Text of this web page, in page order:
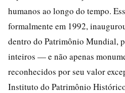
humanos ao longo do tempo.
formalmente em 1992,
dentro do Patrimônio Mundial,
inteiros — e não apenas
reconhecidos por seu valor
Instituto do Patrimônio